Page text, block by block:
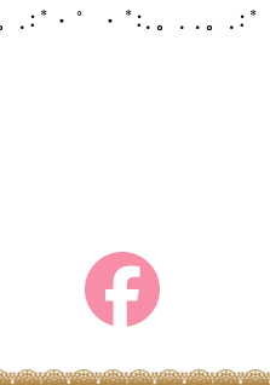
.:*・゜・*:.。. .。.:*